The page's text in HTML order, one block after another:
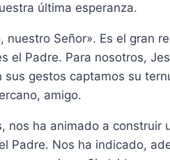
última esperanza.
nuestro Señor». Es el gran
el Padre. Para nosotros,
gestos captamos su
amigo.
nos ha animado a construir
Padre. Nos ha indicado,